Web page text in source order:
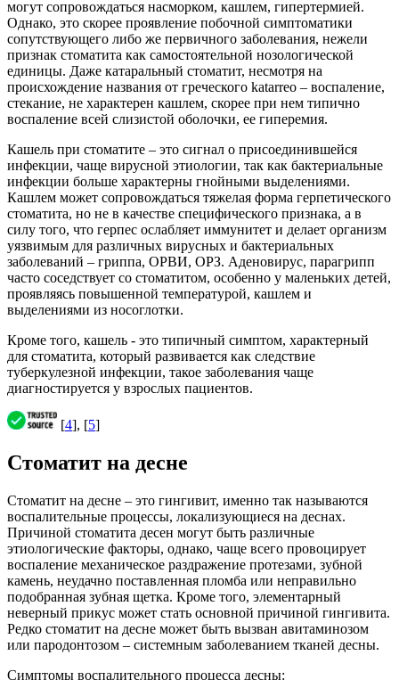
могут сопровождаться насморком, кашлем, гипертермией.
Однако, это скорее проявление побочной симптоматики
сопутствующего либо же первичного заболевания, нежели
признак стоматита как самостоятельной нозологической
единицы. Даже катаральный стоматит, несмотря на
происхождение названия от греческого katarreo – воспаление,
стекание, не характерен кашлем, скорее при нем типично
воспаление всей слизистой оболочки, ее гиперемия.
Кашель при стоматите – это сигнал о присоединившейся
инфекции, чаще вирусной этиологии, так как бактериальные
инфекции больше характерны гнойными выделениями.
Кашлем может сопровождаться тяжелая форма герпетического
стоматита, но не в качестве специфического признака, а в
силу того, что герпес ослабляет иммунитет и делает организм
уязвимым для различных вирусных и бактериальных
заболеваний – гриппа, ОРВИ, ОРЗ. Аденовирус, парагрипп
часто соседствует со стоматитом, особенно у маленьких детей,
проявляясь повышенной температурой, кашлем и
выделениями из носоглотки.
Кроме того, кашель - это типичный симптом, характерный
для стоматита, который развивается как следствие
туберкулезной инфекции, такое заболевания чаще
диагностируется у взрослых пациентов.
[4], [5]
Стоматит на десне
Стоматит на десне – это гингивит, именно так называются
воспалительные процессы, локализующиеся на деснах.
Причиной стоматита десен могут быть различные
этиологические факторы, однако, чаще всего провоцирует
воспаление механическое раздражение протезами, зубной
камень, неудачно поставленная пломба или неправильно
подобранная зубная щетка. Кроме того, элементарный
неверный прикус может стать основной причиной гингивита.
Редко стоматит на десне может быть вызван авитаминозом
или пародонтозом – системным заболеванием тканей десны.
Симптомы воспалительного процесса десны: